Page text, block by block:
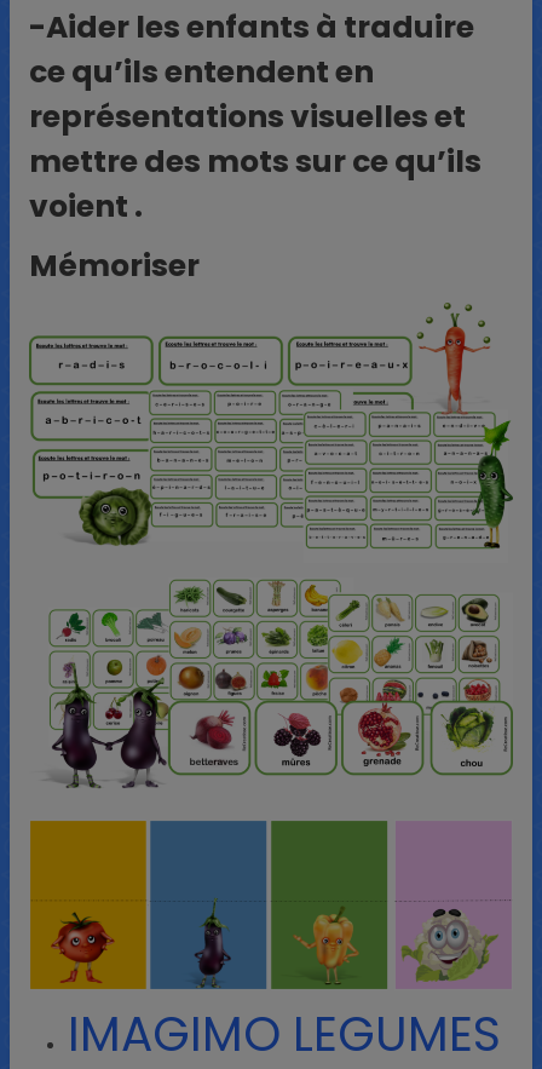
-Aider les enfants à traduire
ce qu’ils entendent en
représentations visuelles et
mettre des mots sur ce qu’ils
voient .
Mémoriser
IMAGIMO LEGUMES